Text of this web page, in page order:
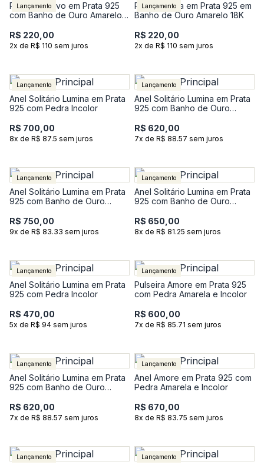
Lançamento
Pulseira Trevo em Prata 925
com Banho de Ouro Amarelo
R$ 220,00
2x de R$ 110 sem juros
Lançamento
Pulseira Figa em Prata 925 em
Banho de Ouro Amarelo 18K
R$ 220,00
2x de R$ 110 sem juros
Lançamento
Anel Solitário Lumina em Prata
925 com Pedra Incolor
R$ 700,00
8x de R$ 87.5 sem juros
Lançamento
Anel Solitário Lumina em Prata
925 com Banho de Ouro
Incolor
R$ 620,00
7x de R$ 88.57 sem juros
Lançamento
Anel Solitário Lumina em Prata
925 com Banho de Ouro
Incolor
R$ 750,00
9x de R$ 83.33 sem juros
Lançamento
Anel Solitário Lumina em Prata
925 com Banho de Ouro
Incolor
R$ 650,00
8x de R$ 81.25 sem juros
Lançamento
Anel Solitário Lumina em Prata
925 com Pedra Incolor
R$ 470,00
5x de R$ 94 sem juros
Lançamento
Pulseira Amore em Prata 925
com Pedra Amarela e Incolor
R$ 600,00
7x de R$ 85.71 sem juros
Lançamento
Anel Solitário Lumina em Prata
925 com Banho de Ouro
Incolor
R$ 620,00
7x de R$ 88.57 sem juros
Lançamento
Anel Amore em Prata 925 com
Pedra Amarela e Incolor
R$ 670,00
8x de R$ 83.75 sem juros
Lançamento Lançamento